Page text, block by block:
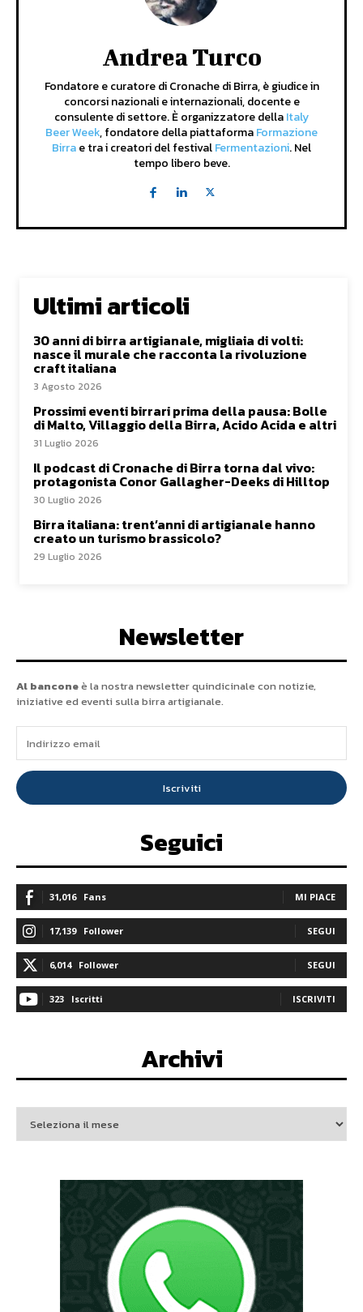
Andrea Turco
Fondatore e curatore di Cronache di Birra, è giudice in
concorsi nazionali e internazionali, docente e
consulente di settore. È organizzatore dellaItaly
Beer Week, fondatore della piattaformaFormazione
Birrae tra i creatori del festivalFermentazioni. Nel
tempo libero beve.
Ultimi articoli
30 anni di birra artigianale, migliaia di volti:
nasce il murale che racconta la rivoluzione
craft italiana
3 Agosto 2026
Prossimi eventi birrari prima della pausa: Bolle
di Malto, Villaggio della Birra, Acido Acida e altri
31 Luglio 2026
Il podcast di Cronache di Birra torna dal vivo:
protagonista Conor Gallagher-Deeks di Hilltop
30 Luglio 2026
Birra italiana: trent’anni di artigianale hanno
creato un turismo brassicolo?
29 Luglio 2026
Newsletter
Al banconeè la nostra newsletter quindicinale con notizie,
iniziative ed eventi sulla birra artigianale.
Iscriviti
Seguici
31,016 Fans MI PIACE
17,139 Follower SEGUI
6,014 Follower SEGUI
323 Iscritti ISCRIVITI
Archivi